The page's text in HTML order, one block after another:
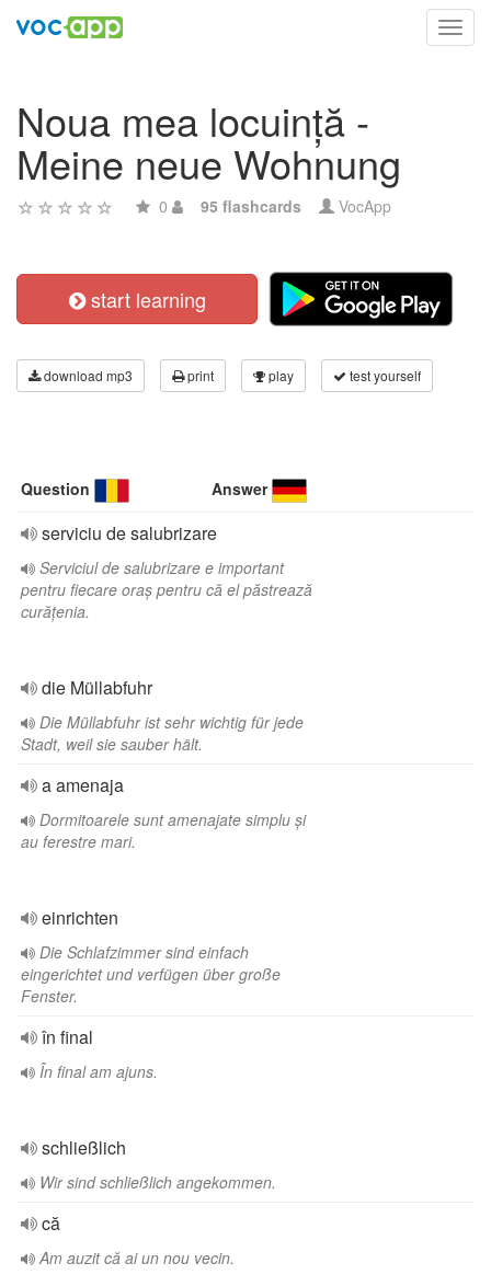
Noua mea locuință -
Meine neue Wohnung
0 95 flashcards VocApp
start learning
download mp3 print play test yourself
Question Answer
serviciu de salubrizare
Serviciul de salubrizare e important
pentru fiecare oraș pentru că el păstrează
curățenia.
die Müllabfuhr
Die Müllabfuhr ist sehr wichtig für jede
Stadt, weil sie sauber hält.
a amenaja
Dormitoarele sunt amenajate simplu și
au ferestre mari.
einrichten
Die Schlafzimmer sind einfach
eingerichtet und verfügen über große
Fenster.
în final
În final am ajuns.
schließlich
Wir sind schließlich angekommen.
că
Am auzit că ai un nou vecin.